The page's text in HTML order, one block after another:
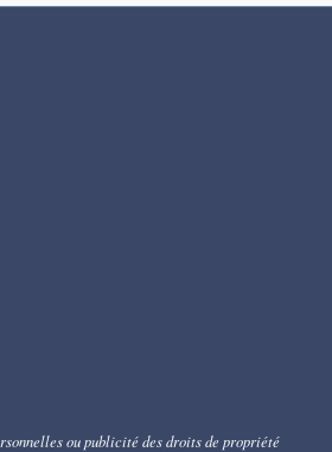
ou publicité des droits de propriété